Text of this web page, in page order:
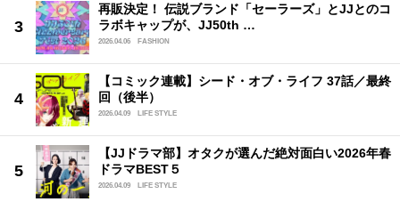
再販決定！ 伝説ブランド「セーラーズ」とJJとのコ
ラボキャップが、JJ50th …
2026.04.06 FASHION
【コミック連載】シード・オブ・ライフ 37話／最終
回（後半）
2026.04.09 LIFE STYLE
【JJドラマ部】オタクが選んだ絶対面白い2026年春
ドラマBEST５
2026.04.09 LIFE STYLE